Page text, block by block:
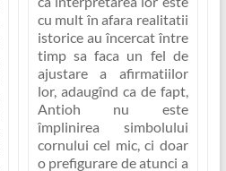
cu mult în afara realitatii
istorice au încercat între
timp sa faca un fel de
ajustare a afirmatiilor
lor, adaugînd ca de fapt,
Antioh nu este
împlinirea simbolului
cornului cel mic, ci doar
o prefigurare de atunci a